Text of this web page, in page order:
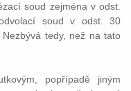
soud zejména v odst.
soud v odst. 30
tedy, než na tato
popřípadě jiným